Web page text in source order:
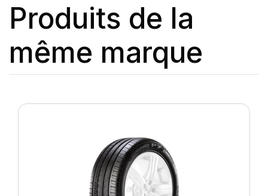
Produits de la
même marque